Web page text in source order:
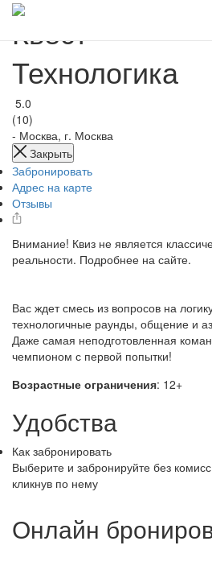
Квест
Технологика
5.0
(10)
- Москва, г. Москва
Закрыть
Забронировать
Адрес на карте
Отзывы
Внимание! Квиз не является
реальности. Подробнее на сайте.
Вас ждет смесь из вопросов на
технологичные раунды, общение и
Даже самая неподготовленная
чемпионом с первой попытки!
Возрастные ограничения: 12+
Удобства
Как забронировать
Выберите и забронируйте без
кликнув по нему
Онлайн